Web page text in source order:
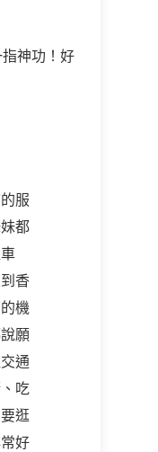
神功！好
服
都
香
機
願
通
吃
逛
好